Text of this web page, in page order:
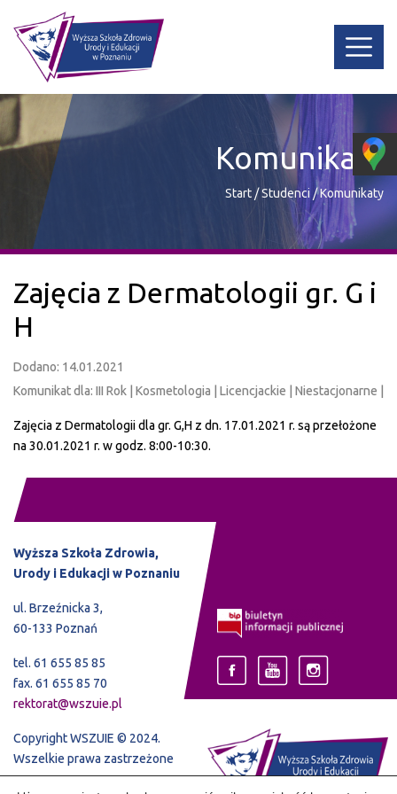
Komunikaty
Start/Studenci /Komunikaty
Zajęcia z Dermatologii gr. G i
H
Dodano: 14.01.2021
Komunikat dla: III Rok | Kosmetologia | Licencjackie | Niestacjonarne |
Zajęcia z Dermatologii dla gr. G,H z dn. 17.01.2021 r. są przełożone
na 30.01.2021 r. w godz. 8:00-10:30.
Wyższa Szkoła Zdrowia,
Urody i Edukacji w Poznaniu
ul. Brzeźnicka 3,
60-133 Poznań
tel. 61 655 85 85
fax. 61 655 85 70
rektorat@wszuie.pl
Copyright WSZUIE © 2024.
Wszelkie prawa zastrzeżone